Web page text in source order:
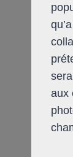
aux